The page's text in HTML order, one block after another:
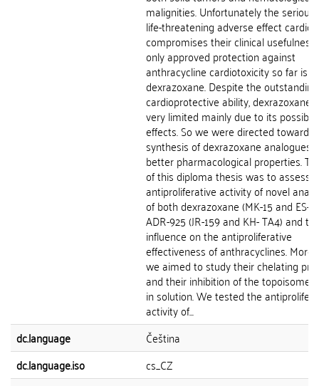
malignities. Unfortunately the serious
life-threatening adverse effect
compromises their clinical
only approved protection against
anthracycline cardiotoxicity so far is
dexrazoxane. Despite the outstanding
cardioprotective ability, dexrazoxane
very limited mainly due to its
effects. So we were directed towards
synthesis of dexrazoxane analogues
better pharmacological properties.
of this diploma thesis was to assess
antiproliferative activity of novel
of both dexrazoxane (MK-15 and ES-
ADR-925 (JR-159 and KH- TA4) and
influence on the antiproliferative
effectiveness of anthracyclines.
we aimed to study their chelating
and their inhibition of the
in solution. We tested the
activity of...
dc.language
Čeština
dc.language.iso
cs_CZ